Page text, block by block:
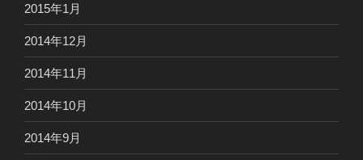
2015年1月
2014年12月
2014年11月
2014年10月
2014年9月